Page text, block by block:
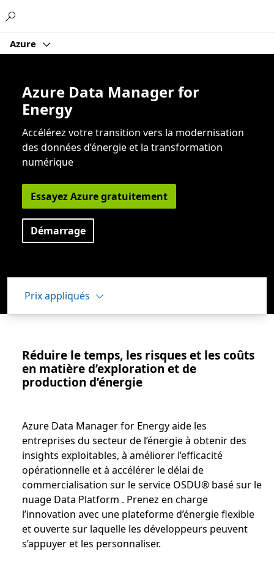
Azure
Azure Data Manager for
Energy
Accélérez votre transition vers la modernisation
des données d’énergie et la transformation
numérique
Essayez Azure gratuitement
Démarrage
Prix appliqués
Réduire le temps, les risques et les coûts
en matière d’exploration et de
production d’énergie
Azure Data Manager for Energy aide les
entreprises du secteur de l’énergie à obtenir des
insights exploitables, à améliorer l’efficacité
opérationnelle et à accélérer le délai de
commercialisation sur le service OSDU® basé sur le
nuage Data Platform . Prenez en charge
l’innovation avec une plateforme d’énergie flexible
et ouverte sur laquelle les développeurs peuvent
s’appuyer et les personnaliser.